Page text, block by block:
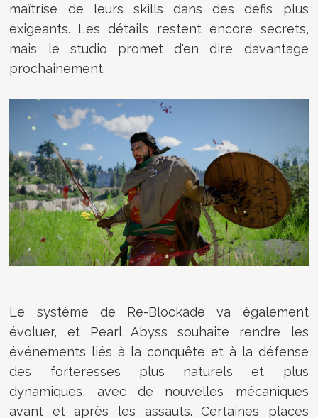
maîtrise de leurs skills dans des défis plus
exigeants. Les détails restent encore secrets,
mais le studio promet d'en dire davantage
prochainement.
Le système de Re-Blockade va également
évoluer, et Pearl Abyss souhaite rendre les
événements liés à la conquête et à la défense
des forteresses plus naturels et plus
dynamiques, avec de nouvelles mécaniques
avant et après les assauts. Certaines places